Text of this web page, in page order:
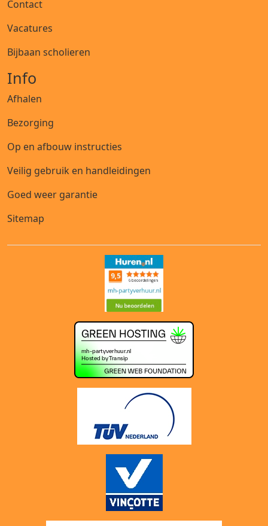
Contact
Vacatures
Bijbaan scholieren
Info
Afhalen
Bezorging
Op en afbouw instructies
Veilig gebruik en handleidingen
Goed weer garantie
Sitemap